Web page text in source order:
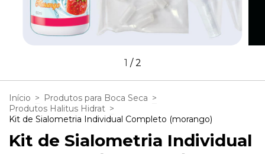
1 /2
Início > Produtos para Boca Seca >
Produtos Halitus Hidrat >
Kit de Sialometria Individual Completo (morango)
Kit de Sialometria Individual